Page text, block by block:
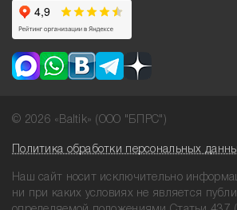
© 2026 «Baltik» (ООО "БПРС")
Политика обработки персональных
Наш сайт носит исключительно
ни при
каких условиях не является